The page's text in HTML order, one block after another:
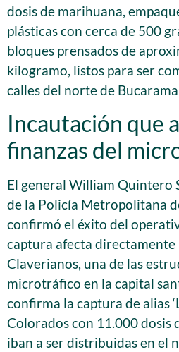
dosis de marihuana,
plásticas con cerca de 500
bloques prensados de
kilogramo, listos para ser
calles del norte de
Incautación que
finanzas del
El general William Quintero
de la Policía Metropolitana
confirmó el éxito del
captura afecta directamente
Claverianos, una de las
microtráfico en la capital
confirma la captura de alias
Colorados con 11.000 dosis
iban a ser distribuidas en el